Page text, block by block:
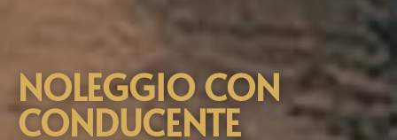
NOLEGGIO CON
CONDUCENTE